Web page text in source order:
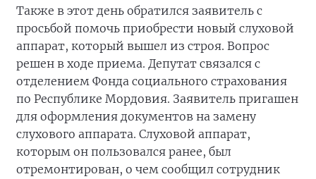
Также в этот день обратился заявитель с
просьбой помочь приобрести новый слуховой
аппарат, который вышел из строя. Вопрос
решен в ходе приема. Депутат связался с
отделением Фонда социального страхования
по Республике Мордовия. Заявитель пригашен
для оформления документов на замену
слухового аппарата. Слуховой аппарат,
которым он пользовался ранее, был
отремонтирован, о чем сообщил сотрудник